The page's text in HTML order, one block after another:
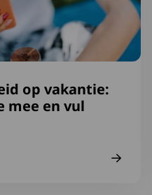
op vakantie:
mee en vul